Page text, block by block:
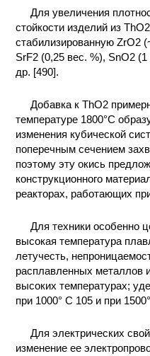
Для увеличения
стойкости изделий из
стабилизированную ZrO2
SrF2 (0,25 вес. %), SnO2
др. [490].
Добавка к ThO2
температуре 1800°С
изменения кубической
поперечным сечением
поэтому эту окись
конструкционного
реакторах, работающих
Для техники особенно
высокая температура
летучесть,
расплавленных металлов
высоких температурах;
при 1000° С 105 и при
Для электрических
изменение ее